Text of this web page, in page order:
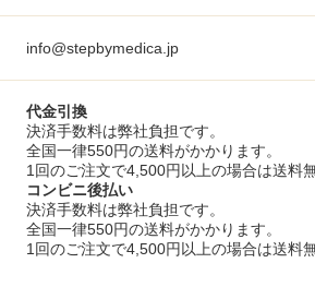
info@stepbymedica.jp
代金引換
決済手数料は弊社負担です。
全国一律550円の送料がかかります。
1回のご注文で4,500円以上の場合は送料
コンビニ後払い
決済手数料は弊社負担です。
全国一律550円の送料がかかります。
1回のご注文で4,500円以上の場合は送料